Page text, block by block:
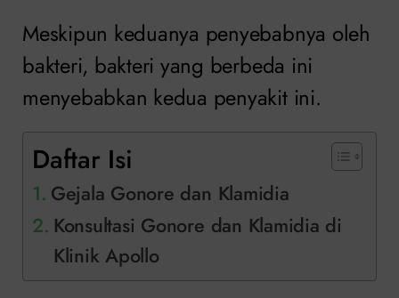
Meskipun keduanya penyebabnya oleh
bakteri, bakteri yang berbeda ini
menyebabkan kedua penyakit ini.
Daftar Isi
Gejala Gonore dan Klamidia
Konsultasi Gonore dan Klamidia di
Klinik Apollo